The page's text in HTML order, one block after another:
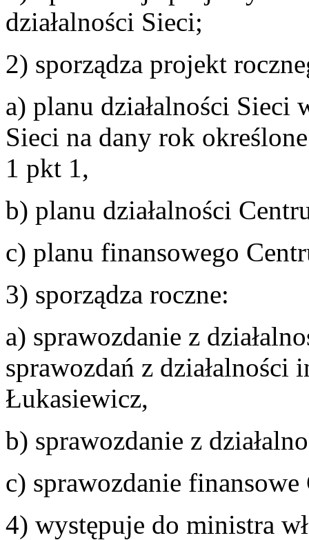
działalności Sieci;
2) sporządza projekt
a) planu działalności Sieci
Sieci na dany rok
1 pkt 1,
b) planu działalności
c) planu finansowego
3) sporządza roczne:
a) sprawozdanie z
sprawozdań z
Łukasiewicz,
b) sprawozdanie z
c) sprawozdanie
4) występuje do ministra